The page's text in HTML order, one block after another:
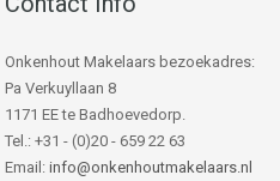
Onkenhout Makelaars bezoekadres:
Pa Verkuyllaan 8
1171 EE te Badhoevedorp.
Tel.: +31 - (0)20 - 659 22 63
Email: info@onkenhoutmakelaars.nl